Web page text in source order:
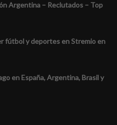
Argentina – Reclutados – Top
fútbol y deportes en Stremio en
en España, Argentina, Brasil y